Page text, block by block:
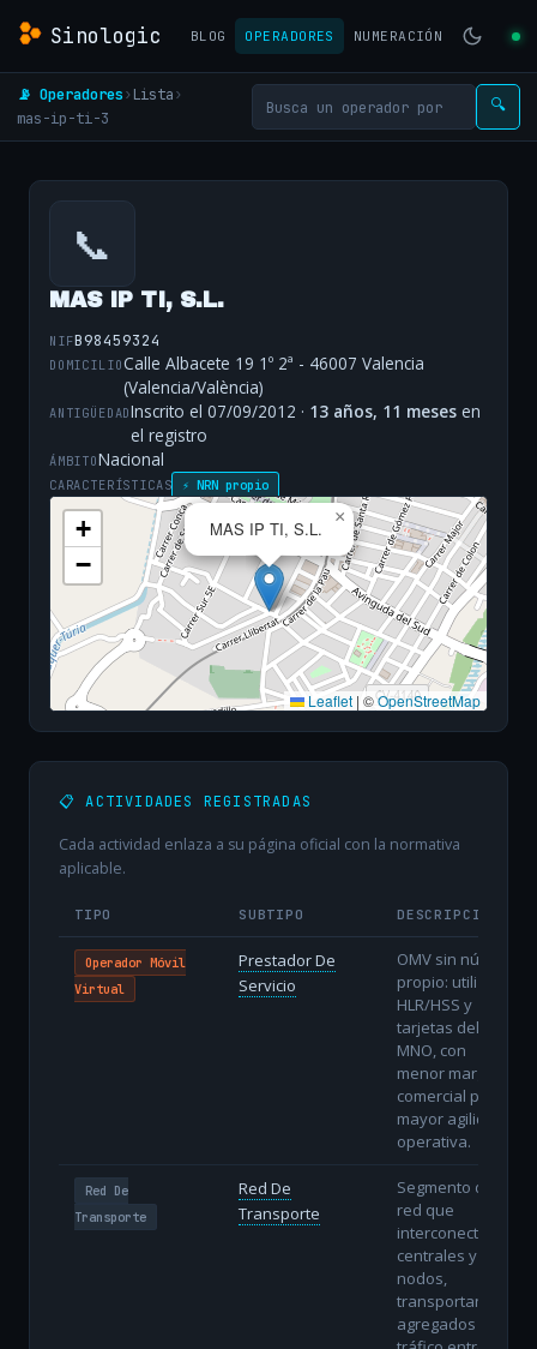
Sinologic BLOG OPERADORES NUMERACIÓN
📡 Operadores› Lista›
mas-ip-ti-3
🔍
📞
MAS IP TI, S.L.
NIFB98459324
DOMICILIOCalle Albacete 19 1º 2ª - 46007 Valencia
(Valencia/València)
ANTIGÜEDADInscrito el 07/09/2012 · 13 años, 11 meses en
el registro
ÁMBITONacional
CARACTERÍSTICAS ⚡ NRN propio
MAS IP TI, S.L.
×
+
−
Leaflet | ©OpenStreetMap
📋 ACTIVIDADES REGISTRADAS
Cada actividad enlaza a su página oficial con la normativa
aplicable.
TIPO SUBTIPO DESCRIPCIÓN
Operador Móvil
Virtual
Prestador De
Servicio
OMV sin núcleo
propio: utiliza
HLR/HSS y
tarjetas del
MNO, con
menor margen
comercial pero
mayor agilidad
operativa.
Red De
Transporte
Red De
Transporte
Segmento de
red que
interconecta
centrales y
nodos,
transportando
agregados de